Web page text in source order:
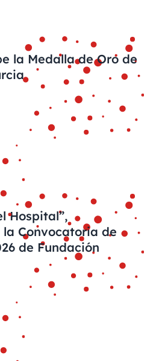
la Medalla de Oro de
Hospital”,
Convocatoria de
de Fundación